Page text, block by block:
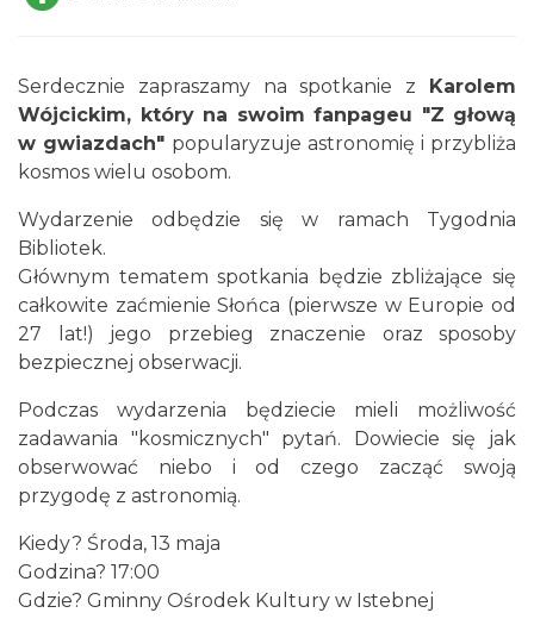
Piknik Rodzinny ze św. Franciszkiem z
Asyżu
Istebna
Piłkarski Piknik
Istebna
2026-08-22
Serdecznie zapraszamy na spotkanie z Karolem
Wójcickim, który na swoim fanpageu "Z głową
w gwiazdach" popularyzuje astronomię i przybliża
kosmos wielu osobom.
Wydarzenie odbędzie się w ramach Tygodnia
Bibliotek.
Głównym tematem spotkania będzie zbliżające się
całkowite zaćmienie Słońca (pierwsze w Europie od
27 lat!) jego przebieg znaczenie oraz sposoby
bezpiecznej obserwacji.
Podczas wydarzenia będziecie mieli możliwość
zadawania "kosmicznych" pytań. Dowiecie się jak
obserwować niebo i od czego zacząć swoją
przygodę z astronomią.
Kiedy? Środa, 13 maja
Godzina? 17:00
Gdzie? Gminny Ośrodek Kultury w Istebnej